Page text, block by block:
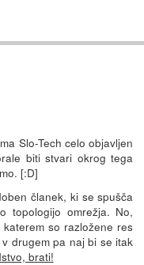
Slo-Tech celo objavljen
biti stvari okrog tega
[:D]
članek, ki se spušča
topologijo omrežja. No,
so razložene res
drugem pa naj bi se itak
brati!